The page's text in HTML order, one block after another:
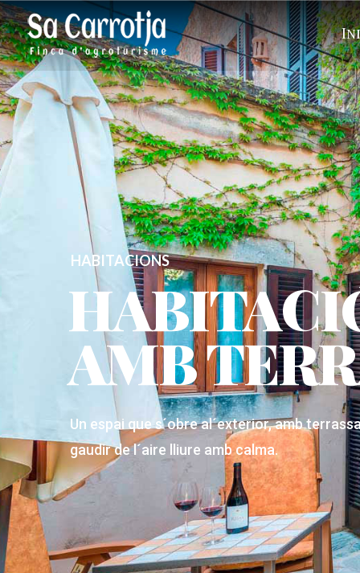
HABITACIONS
AMB
Un espai que s´obre al´exterior, amb
gaudir de l´aire lliure amb calma.